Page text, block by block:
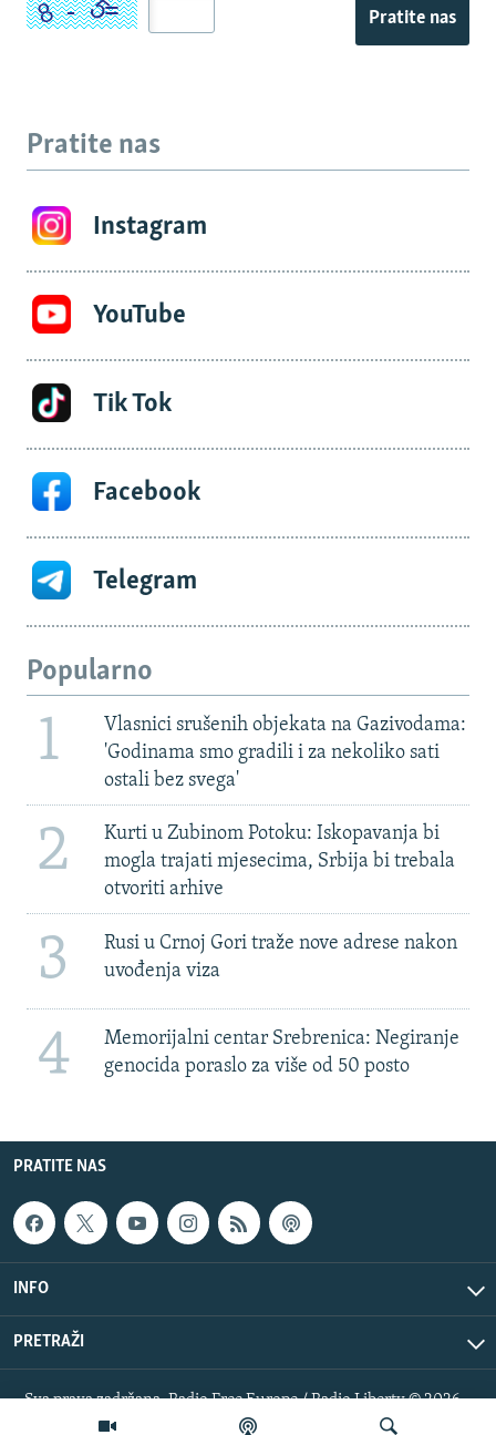
Pratite nas
Pratite nas
Instagram
YouTube
Tik Tok
Facebook
Telegram
Popularno
1
Vlasnici srušenih objekata na Gazivodama:
'Godinama smo gradili i za nekoliko sati
ostali bez svega'
2
Kurti u Zubinom Potoku: Iskopavanja bi
mogla trajati mjesecima, Srbija bi trebala
otvoriti arhive
3
Rusi u Crnoj Gori traže nove adrese nakon
uvođenja viza
4
Memorijalni centar Srebrenica: Negiranje
genocida poraslo za više od 50 posto
PRATITE NAS
INFO
PRETRAŽI
Sva prava zadržana. Radio Free Europe / Radio Liberty © 2026
RFE/RL, Inc.